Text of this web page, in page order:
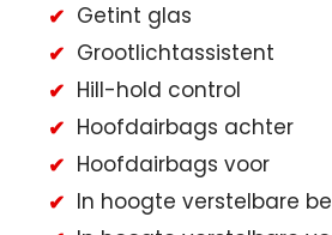
Getint glas
Grootlichtassistent
Hill-hold control
Hoofdairbags achter
Hoofdairbags voor
In hoogte verstelbare